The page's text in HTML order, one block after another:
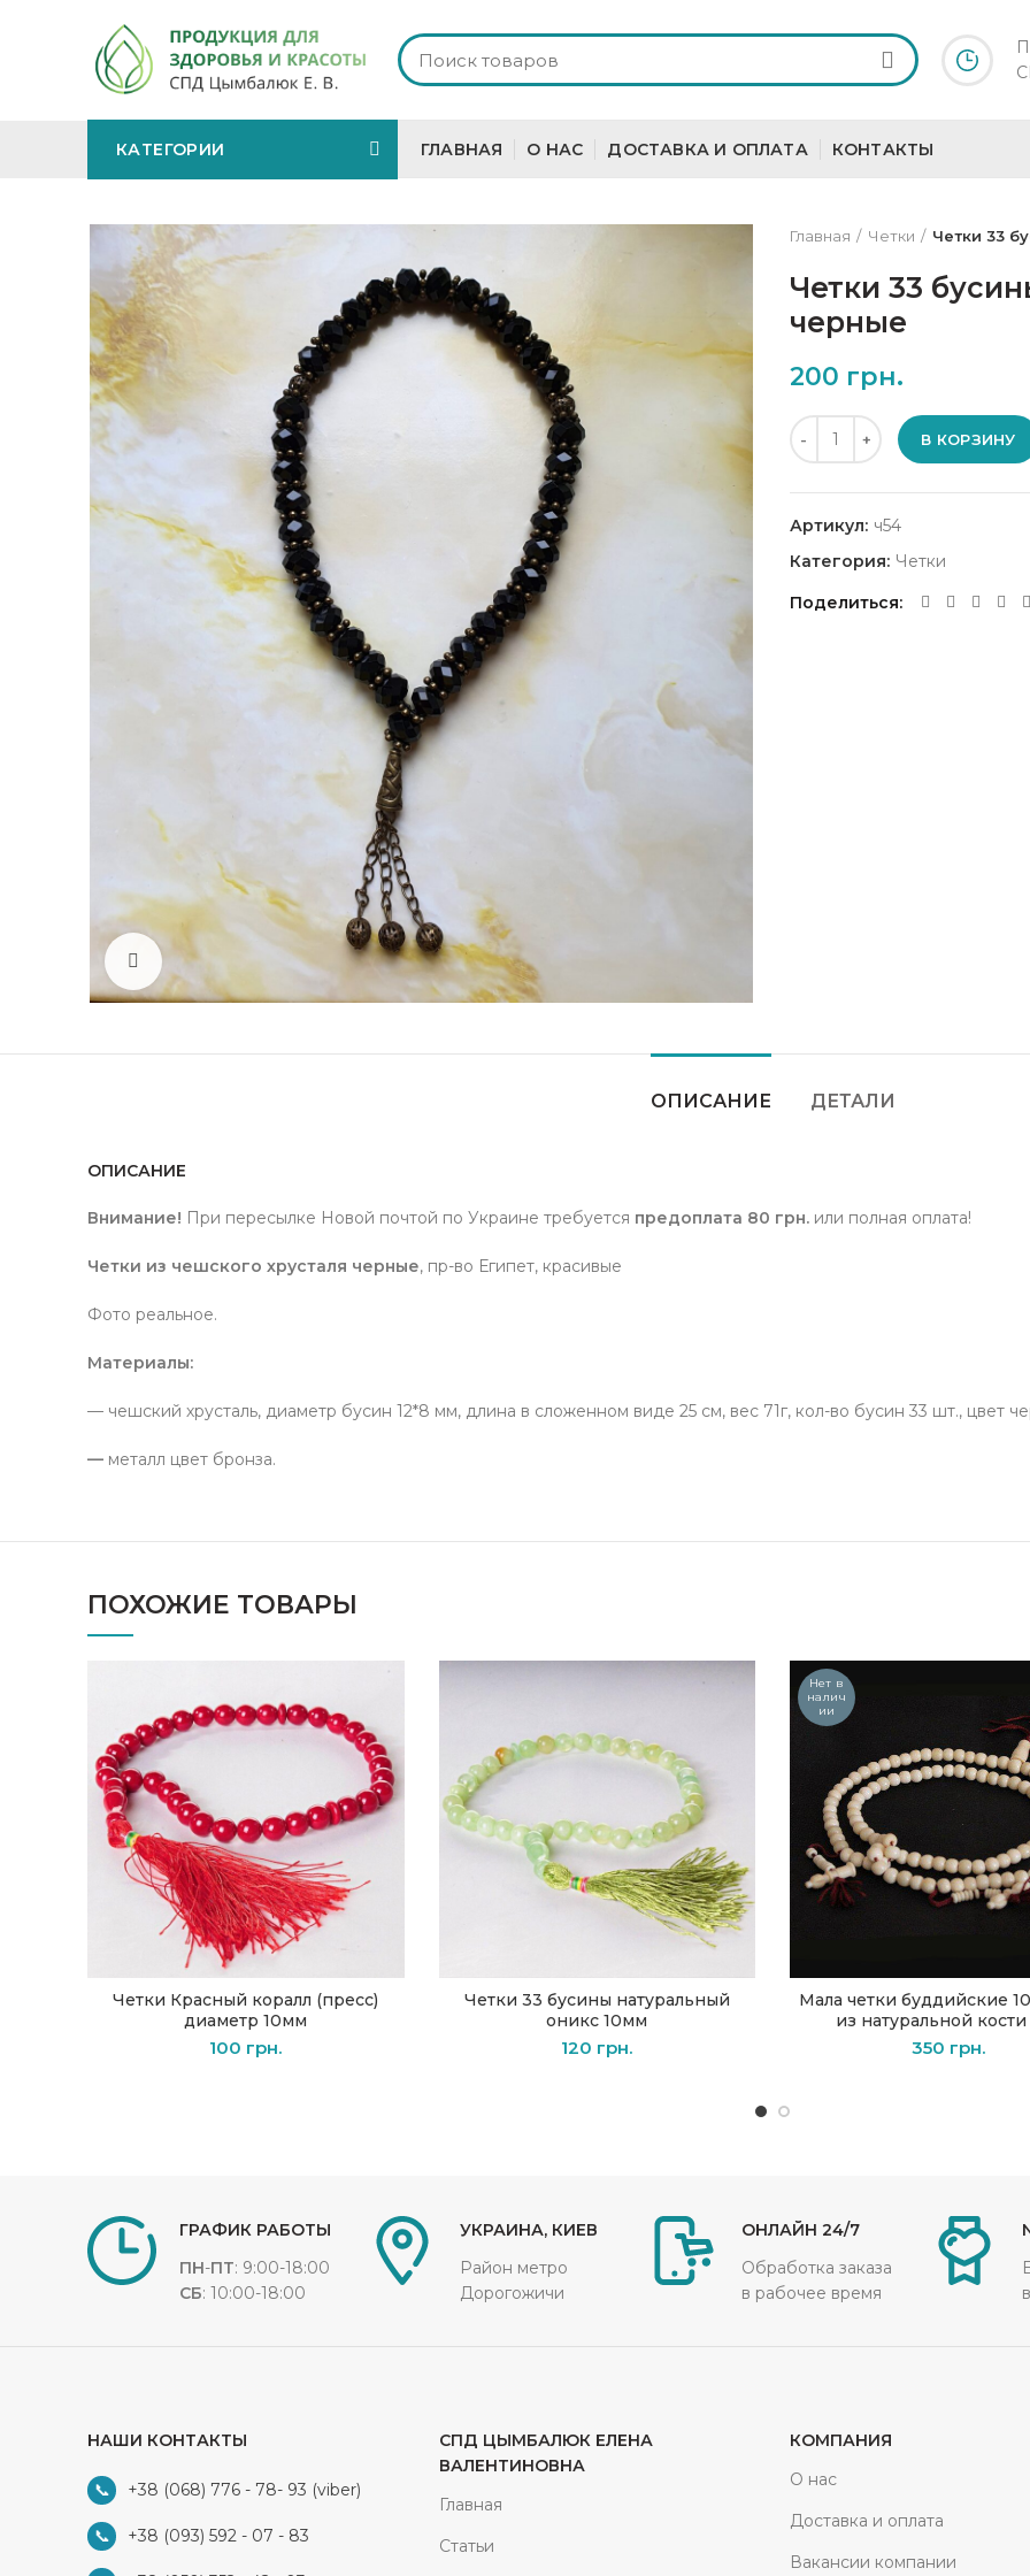
КАТЕГОРИИ ГЛАВНАЯ О НАС ДОСТАВКА И ОПЛАТА КОНТАКТЫ
Нажмите, чтобы увеличить
Главная Четки Четки 33
Четки 33
черные
200 грн.
Количество
В КОРЗИНУ
Артикул: ч54
Категория: Четки
Поделиться
ОПИСАНИЕ ДЕТАЛИ
ОПИСАНИЕ
Внимание! При пересылке Новой почтой по Украине требуется предоплата 80 грн. или полная оплата!
Четки из чешского хрусталя черные, пр-во Египет, красивые
Фото реальное.
Материалы:
— чешский хрусталь, диаметр бусин 12*8 мм, длина в сложенном виде 25 см, вес 71г, кол-во бусин 33 шт., цвет
— металл цвет бронза.
ПОХОЖИЕ ТОВАРЫ
В КОРЗИНУ
Четки Красный коралл (пресс)
диаметр 10мм
100 грн.
В КОРЗИНУ
Четки 33 бусины натуральный
оникс 10мм
120 грн.
Нет в
налич
ии
ПОДРОБНЕЕ
Мала четки буддийские
из натуральной кости
350 грн.
ГРАФИК РАБОТЫ
ПН-ПТ: 9:00-18:00
СБ: 10:00-18:00
УКРАИНА, КИЕВ
Район метро
Дорогожичи
ОНЛАЙН 24/7
Обработка заказа
в рабочее время
НАШИ КОНТАКТЫ
+38 (068) 776 - 78- 93 (viber)
+38 (093) 592 - 07 - 83
СПД ЦЫМБАЛЮК ЕЛЕНА
ВАЛЕНТИНОВНА
Главная
Статьи
КОМПАНИЯ
О нас
Доставка и оплата
Вакансии компании